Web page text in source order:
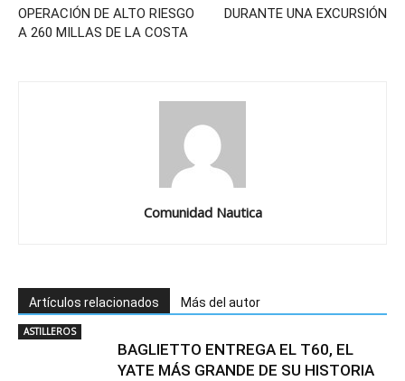
OPERACIÓN DE ALTO RIESGO
A 260 MILLAS DE LA COSTA
DURANTE UNA EXCURSIÓN
Comunidad Nautica
Artículos relacionados Más del autor
ASTILLEROS
BAGLIETTO ENTREGA EL T60, EL
YATE MÁS GRANDE DE SU HISTORIA